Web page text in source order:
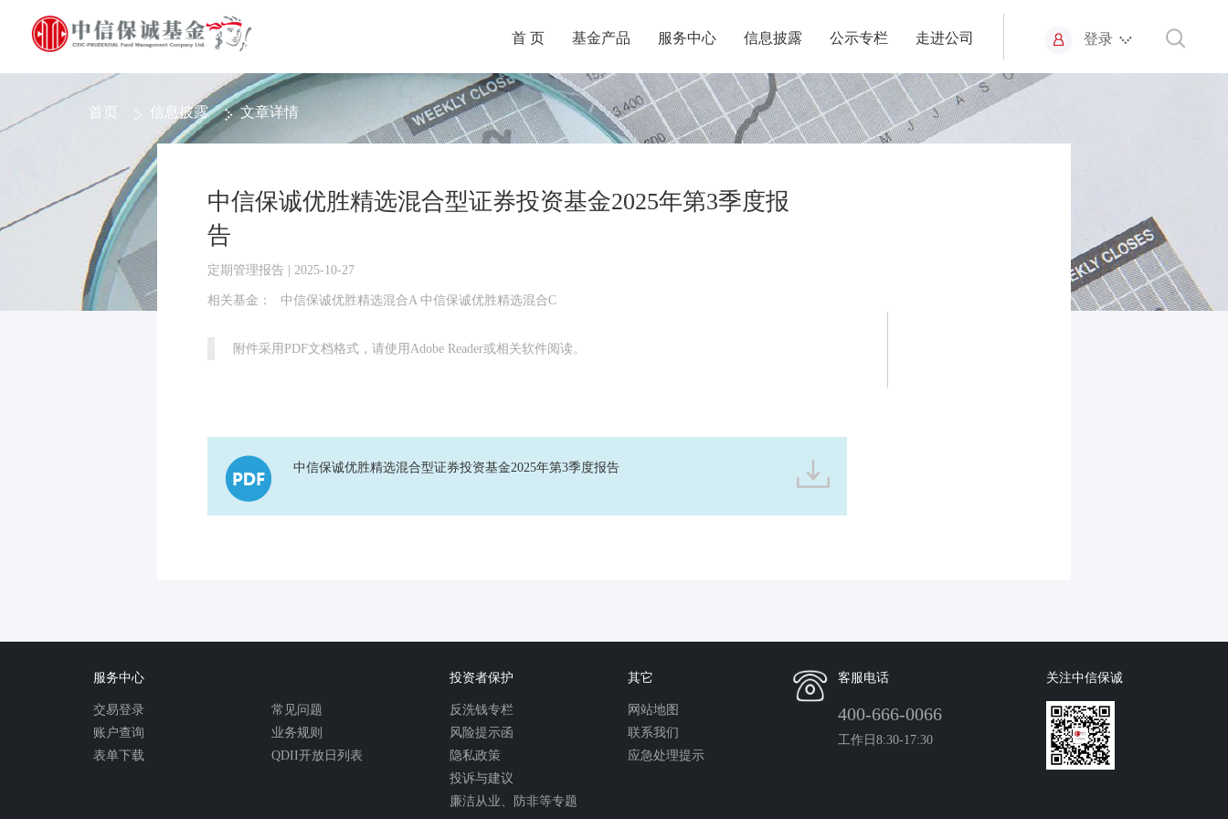
首 页 基金产品 服务中心 信息披露 公示专栏 走进公司 登录
首页 信息披露 文章详情
中信保诚优胜精选混合型证券投资基金2025年第3季度报
告
定期管理报告 | 2025-10-27
相关基金： 中信保诚优胜精选混合A 中信保诚优胜精选混合C
附件采用PDF文档格式，请使用Adobe Reader或相关软件阅读。
中信保诚优胜精选混合型证券投资基金2025年第3季度报告
服务中心
交易登录
账户查询
表单下载
常见问题
业务规则
QDII开放日列表
投资者保护
反洗钱专栏
风险提示函
隐私政策
投诉与建议
廉洁从业、防非等专题
其它
网站地图
联系我们
应急处理提示
客服电话
400-666-0066
工作日8:30-17:30
关注中信保诚